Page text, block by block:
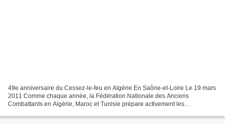
49e anniversaire du Cessez-le-feu en Algérie En Saône-et-Loire Le 19 mars
2011 Comme chaque année, la Fédération Nationale des Anciens
Combattants en Algérie, Maroc et Tunisie prépare activement les